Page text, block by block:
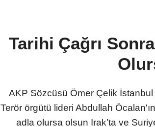
Tarihi Çağrı
AKP Sözcüsü Ömer Çelik İstanbul
Terör örgütü lideri Abdullah
adla olursa olsun Irak’ta ve